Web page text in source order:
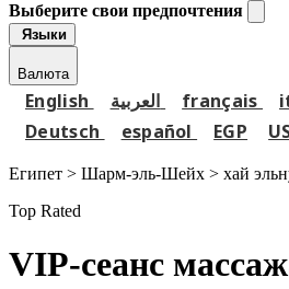
Выберите свои предпочтения
Языки
Валюта
English français
Deutsch
español EGP
Египет > Шарм-эль-Шейх > хай
Top Rated
VIP-сеанс